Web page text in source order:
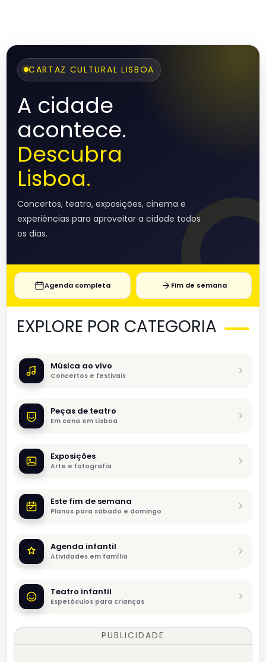
CARTAZ CULTURAL LISBOA
A cidade
acontece.
Descubra
Lisboa.
Concertos, teatro, exposições, cinema e
experiências para aproveitar a cidade todos
os dias.
Agenda completa Fim de semana
EXPLORE POR CATEGORIA
Música ao vivo
Concertos e festivais
Peças de teatro
Em cena em Lisboa
Exposições
Arte e fotografia
Este fim de semana
Planos para sábado e domingo
Agenda infantil
Atividades em família
Teatro infantil
Espetáculos para crianças
PUBLICIDADE